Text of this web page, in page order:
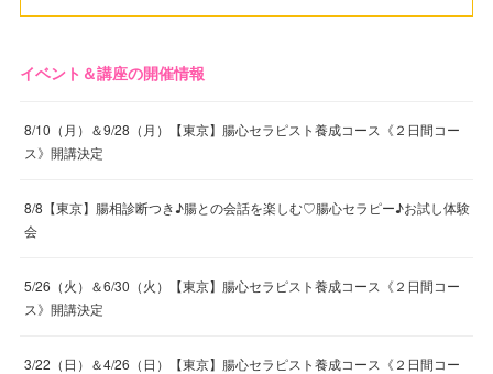
イベント＆講座の開催情報
8/10（月）＆9/28（月）【東京】腸心セラピスト養成コース《２日間コー
ス》開講決定
8/8【東京】腸相診断つき♪腸との会話を楽しむ♡腸心セラピー♪お試し体験
会
5/26（火）＆6/30（火）【東京】腸心セラピスト養成コース《２日間コー
ス》開講決定
3/22（日）＆4/26（日）【東京】腸心セラピスト養成コース《２日間コー